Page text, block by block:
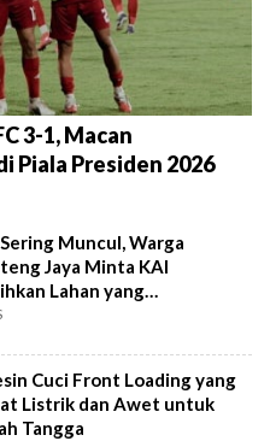
3-1, Macan
Piala Presiden 2026
Muncul, Warga
Jaya Minta KAI
Lahan yang
Cuci Front Loading yang
Listrik dan Awet untuk
Tangga